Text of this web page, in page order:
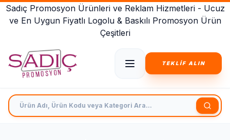
Sadıç Promosyon Ürünleri ve Reklam Hizmetleri - Ucuz
ve En Uygun Fiyatlı Logolu & Baskılı Promosyon Ürün
Çeşitleri
TEKLİF ALIN
Ürün Adı, Ürün Kodu veya Kategori Ara